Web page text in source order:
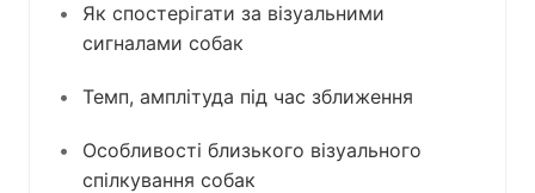
Як спостерігати за візуальними
сигналами собак
Темп, амплітуда під час зближення
Особливості близького візуального
спілкування собак